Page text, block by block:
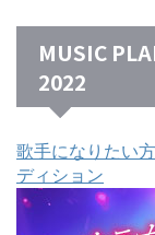
MUSIC
2022
歌手になりたい
ディション